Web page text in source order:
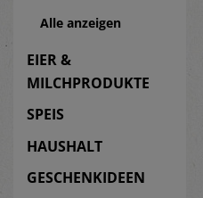
Alle anzeigen
EIER &
MILCHPRODUKTE
SPEIS
HAUSHALT
GESCHENKIDEEN